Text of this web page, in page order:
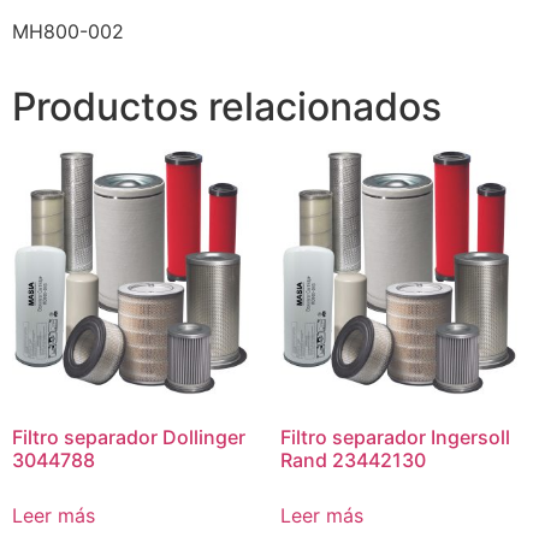
MH800-002
Productos relacionados
Filtro separador Dollinger
3044788
Leer más
Filtro separador Ingersoll
Rand 23442130
Leer más